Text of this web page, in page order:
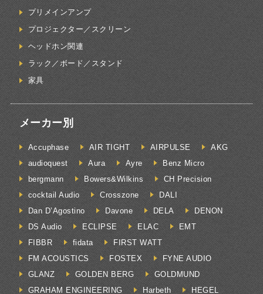
プリメインアンプ
プロジェクター／スクリーン
ヘッドホン関連
ラック／ボード／スタンド
家具
メーカー別
Accuphase AIR TIGHT AIRPULSE
AKG
audioquest
Aura Ayre
Benz Micro
bergmann
Bowers&Wilkins
CH Precision
cocktail Audio
Crosszone
DALI
Dan D’Agostino
Davone DELA
DENON
DS Audio
ECLIPSE ELAC
EMT
FIBBR
fidata
FIRST WATT
FM ACOUSTICS
FOSTEX
FYNE AUDIO
GLANZ
GOLDEN BERG
GOLDMUND
GRAHAM ENGINEERING
Harbeth
HEGEL